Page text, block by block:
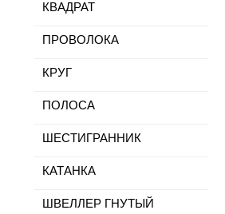
КВАДРАТ
ПРОВОЛОКА
КРУГ
ПОЛОСА
ШЕСТИГРАННИК
КАТАНКА
ШВЕЛЛЕР ГНУТЫЙ